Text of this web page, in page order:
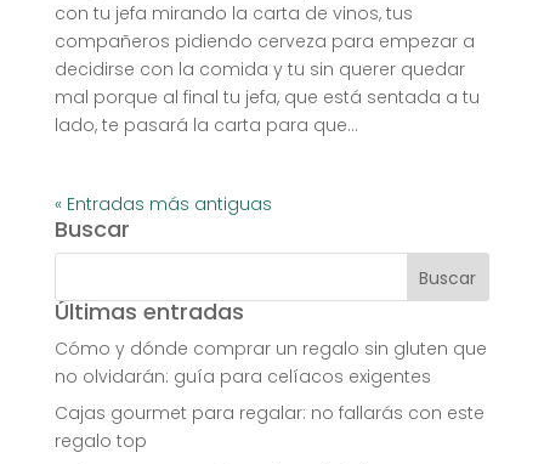
con tu jefa mirando la carta de vinos, tus
compañeros pidiendo cerveza para empezar a
decidirse con la comida y tu sin querer quedar
mal porque al final tu jefa, que está sentada a tu
lado, te pasará la carta para que...
« Entradas más antiguas
Buscar
Últimas entradas
Cómo y dónde comprar un regalo sin gluten que
no olvidarán: guía para celíacos exigentes
Cajas gourmet para regalar: no fallarás con este
regalo top